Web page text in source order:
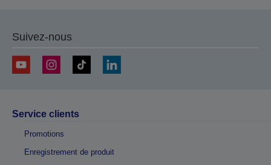
Suivez-nous
Service clients
Promotions
Enregistrement de produit